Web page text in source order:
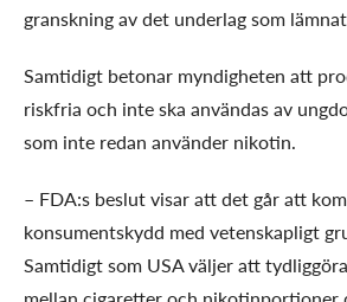
granskning av det underlag som
Samtidigt betonar myndigheten att
riskfria och inte ska användas av
som inte redan använder nikotin.
– FDA:s beslut visar att det går att
konsumentskydd med vetenskapligt
Samtidigt som USA väljer att